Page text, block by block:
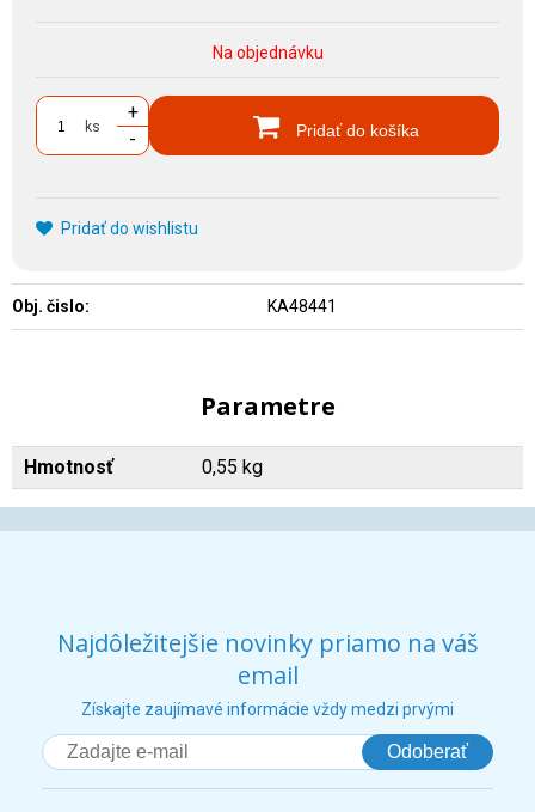
Na objednávku
ks
+
-
Pridať do košíka
Pridať do wishlistu
Obj. čislo: KA48441
Parametre
Hmotnosť 0,55 kg
Najdôležitejšie novinky priamo na váš
email
Získajte zaujímavé informácie vždy medzi prvými
Odoberať